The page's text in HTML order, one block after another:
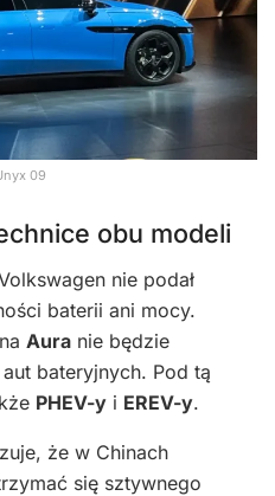
09
obu modeli
nie podał
baterii ani mocy.
Aura nie będzie
bateryjnych. Pod tą
PHEV-y i EREV-y.
że w Chinach
się sztywnego